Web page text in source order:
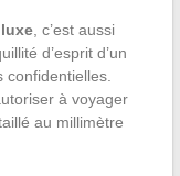
, c’est aussi
d’esprit d’un
confidentielles.
à voyager
au millimètre